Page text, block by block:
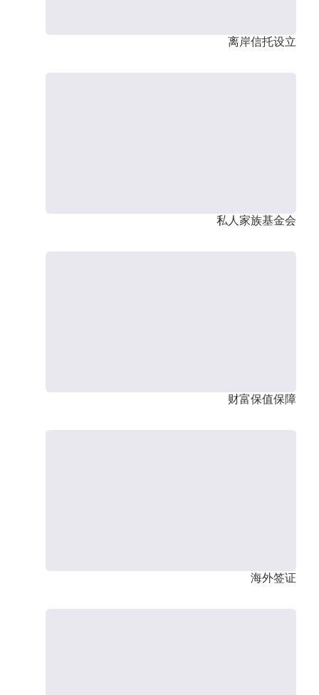
离岸信托设立
私人家族基金会
财富保值保障
海外签证